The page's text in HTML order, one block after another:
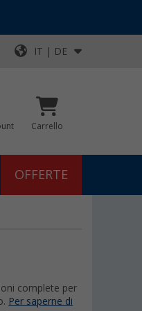
IT | DE
Carrello
OFFERTE
complete per
Per saperne di